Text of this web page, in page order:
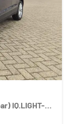
1.0 TSI 116PS DSG Life AHK (abnehmbar) IQ.LIGHT-LED-Matrix Sitzheizung Rückf.Kamera Klimaautomatik Abstandstempomat Apple CarPlay Android Auto